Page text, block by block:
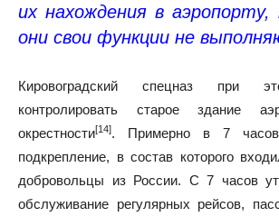
их нахождения в
они свои функции не
Кировоградский спецназ при
контролировать старое здание
окрестности[14]. Примерно в 7
подкрепление, в состав которого
добровольцы из России. С 7 часов
обслуживание регулярных рейсов,